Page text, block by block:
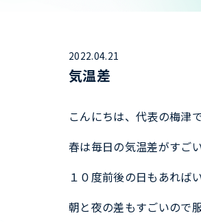
2022.04.21
気温差
こんにちは、代表の梅津で
春は毎日の気温差がすごい
１０度前後の日もあれば
朝と夜の差もすごいので